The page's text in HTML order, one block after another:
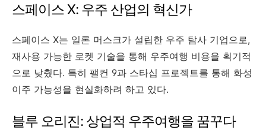
스페이스 X: 우주 산업의 혁신가
스페이스 X는 일론 머스크가 설립한 우주 탐사 기업으로,
재사용 가능한 로켓 기술을 통해 우주여행 비용을 획기적
으로 낮췄다. 특히 팰컨 9과 스타십 프로젝트를 통해 화성
이주 가능성을 현실화하려 하고 있다.
블루 오리진: 상업적 우주여행을 꿈꾸다